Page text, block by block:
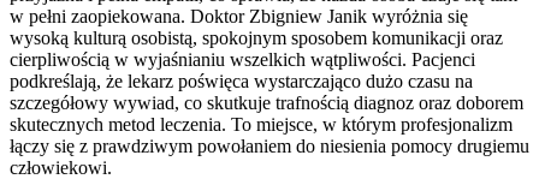
w pełni zaopiekowana. Doktor Zbigniew Janik wyróżnia się
wysoką kulturą osobistą, spokojnym sposobem komunikacji oraz
cierpliwością w wyjaśnianiu wszelkich wątpliwości. Pacjenci
podkreślają, że lekarz poświęca wystarczająco dużo czasu na
szczegółowy wywiad, co skutkuje trafnością diagnoz oraz doborem
skutecznych metod leczenia. To miejsce, w którym profesjonalizm
łączy się z prawdziwym powołaniem do niesienia pomocy drugiemu
człowiekowi.